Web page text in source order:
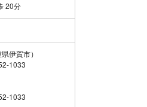
20分
伊賀市）
1033
1033